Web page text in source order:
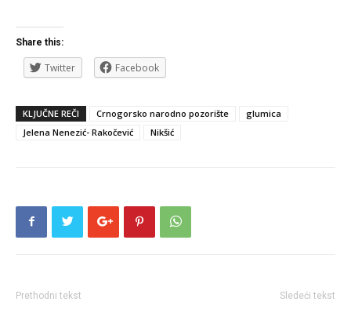
Share this:
Twitter Facebook
KLJUČNE REČI Crnogorsko narodno pozorište
glumica
Jelena Nenezić- Rakočević
Nikšić
Prethodni tekst Sledeći tekst